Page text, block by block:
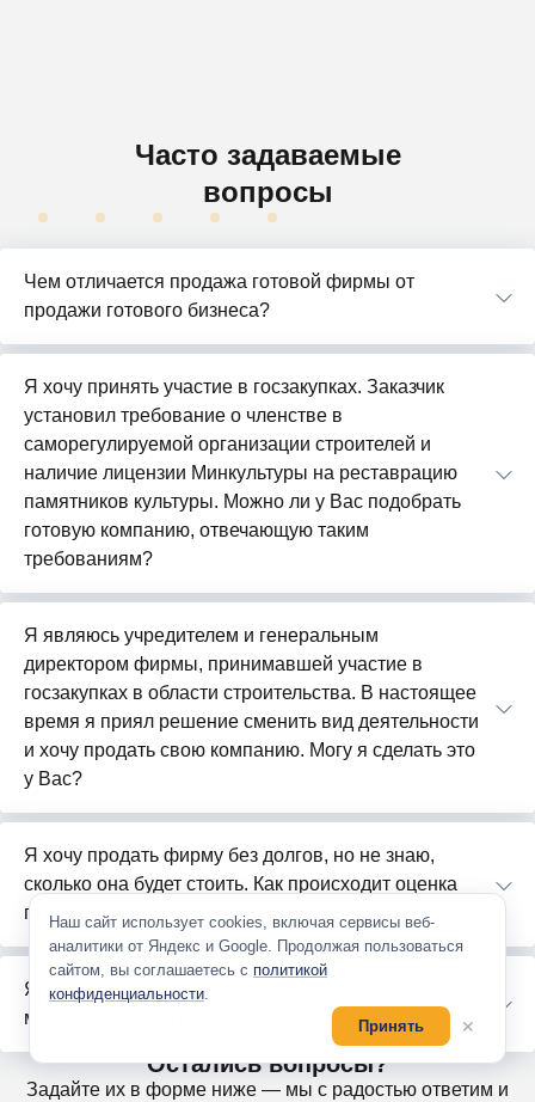
Часто задаваемые
вопросы
Чем отличается продажа готовой фирмы от
продажи готового бизнеса?
Я хочу принять участие в госзакупках. Заказчик
установил требование о членстве в
саморегулируемой организации строителей и
наличие лицензии Минкультуры на реставрацию
памятников культуры. Можно ли у Вас подобрать
готовую компанию, отвечающую таким
требованиям?
Я являюсь учредителем и генеральным
директором фирмы, принимавшей участие в
госзакупках в области строительства. В настоящее
время я приял решение сменить вид деятельности
и хочу продать свою компанию. Могу я сделать это
у Вас?
Я хочу продать фирму без долгов, но не знаю,
сколько она будет стоить. Как происходит оценка
готового ООО?
Я хочу продать свою фирму. С какими налогами я
могу столкнуться?
Остались вопросы?
Задайте их в форме ниже — мы с радостью ответим и
Наш сайт использует cookies, включая сервисы веб-
аналитики от Яндекс и Google. Продолжая пользоваться
сайтом, вы соглашаетесь с политикой
конфиденциальности.
Принять
✕